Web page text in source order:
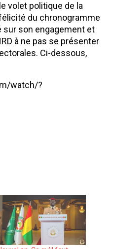
volet politique de la
du chronogramme
sur son engagement et
à ne pas se présenter
Ci-dessous,
watch/?